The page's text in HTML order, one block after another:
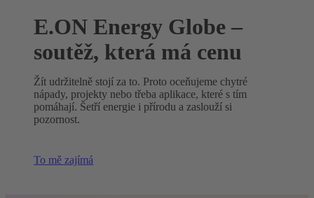
E.ON Energy Globe –
soutěž, která má cenu
Žít udržitelně stojí za to. Proto oceňujeme chytré
nápady, projekty nebo třeba aplikace, které s tím
pomáhají. Šetří energie i přírodu a zaslouží si
pozornost.
To mě zajímá